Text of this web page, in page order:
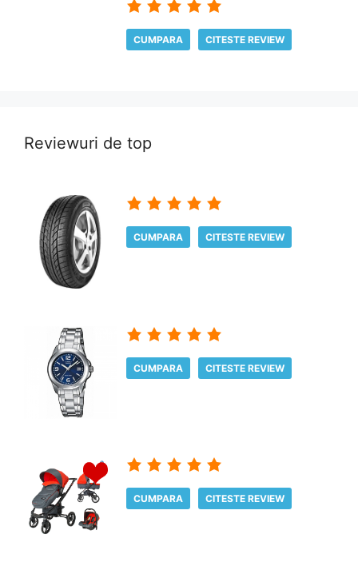
CUMPARA CITESTE REVIEW
Reviewuri de top
CUMPARA CITESTE REVIEW
CUMPARA CITESTE REVIEW
CUMPARA CITESTE REVIEW